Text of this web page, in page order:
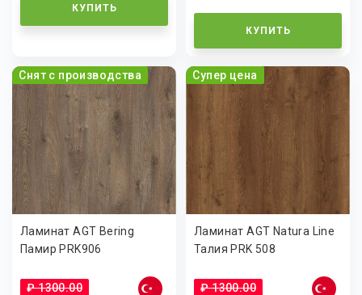
КУПИТЬ
КУПИТЬ
Снят с производства
Ламинат AGT Bering
Памир PRK906
₽ 1300.00
Супер цена
Ламинат AGT Natura Line
Талия PRK 508
₽ 1300.00